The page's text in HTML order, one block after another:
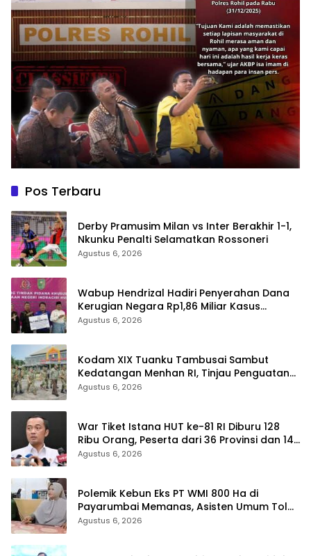
Pos Terbaru
Derby Pramusim Milan vs Inter Berakhir 1-1,
Nkunku Penalti Selamatkan Rossoneri
Agustus 6, 2026
Wabup Hendrizal Hadiri Penyerahan Dana
Kerugian Negara Rp1,86 Miliar Kasus
Korupsi BPR Indra Arta
Agustus 6, 2026
Kodam XIX Tuanku Tambusai Sambut
Kedatangan Menhan RI, Tinjau Penguatan
Yonif TP di Bengkalis dan Kampar
Agustus 6, 2026
War Tiket Istana HUT ke-81 RI Diburu 128
Ribu Orang, Peserta dari 36 Provinsi dan 14
Negara
Agustus 6, 2026
Polemik Kebun Eks PT WMI 800 Ha di
Payarumbai Memanas, Asisten Umum Tolak
Dikelola Agrinas dan Tantang Presiden
Agustus 6, 2026